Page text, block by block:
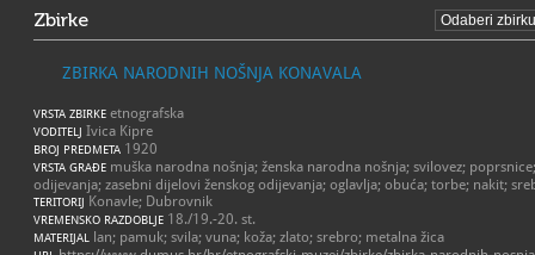
Zbirke
ZBIRKA NARODNIH NOŠNJA KONAVALA
VRSTA ZBIRKE etnografska
VODITELJ Ivica Kipre
BROJ PREDMETA 1920
VRSTA GRAĐE muška narodna nošnja; ženska narodna nošnja; svilovez;
odijevanja; zasebni dijelovi ženskog odijevanja; oglavlja; obuća; torbe; nakit;
TERITORIJ Konavle; Dubrovnik
VREMENSKO RAZDOBLJE 18./19.-20. st.
MATERIJAL lan; pamuk; svila; vuna; koža; zlato; srebro; metalna žica